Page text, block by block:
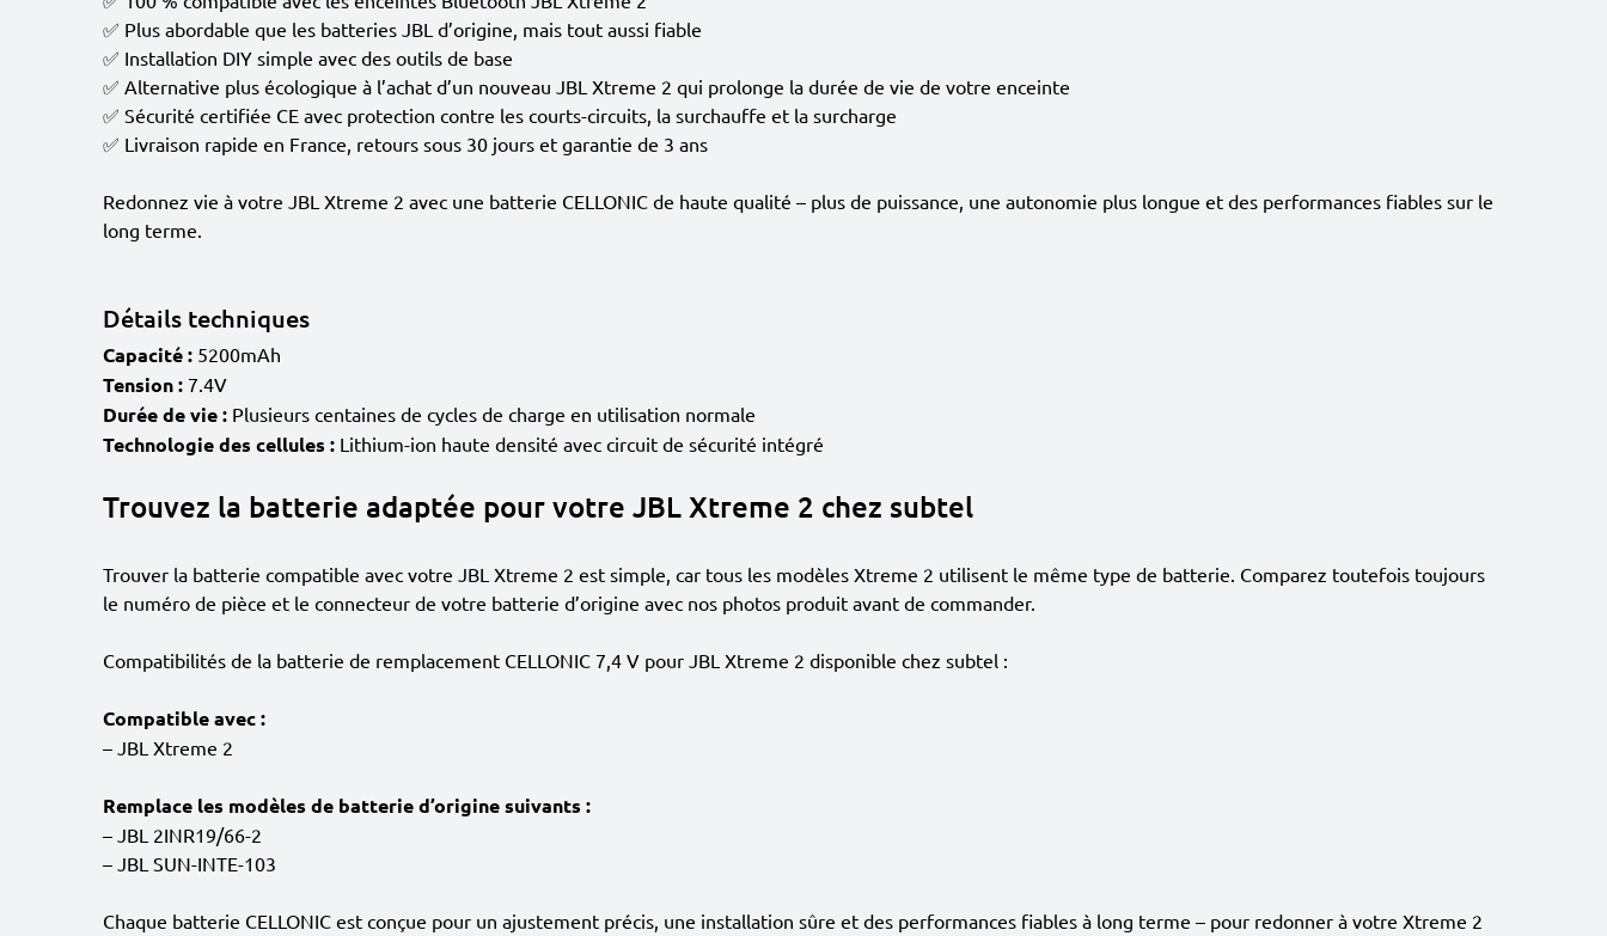
✅ Plus abordable que les batteries JBL d’origine, mais tout aussi fiable
✅ Installation DIY simple avec des outils de base
✅ Alternative plus écologique à l’achat d’un nouveau JBL Xtreme 2 qui prolonge la durée de vie de votre enceinte
✅ Sécurité certifiée CE avec protection contre les courts-circuits, la surchauffe et la surcharge
✅ Livraison rapide en France, retours sous 30 jours et garantie de 3 ans
Redonnez vie à votre JBL Xtreme 2 avec une batterie CELLONIC de haute qualité – plus de puissance, une autonomie plus longue et des performances fiables sur le
long terme.
Détails techniques
Capacité : 5200mAh
Tension : 7.4V
Durée de vie : Plusieurs centaines de cycles de charge en utilisation normale
Technologie des cellules : Lithium-ion haute densité avec circuit de sécurité intégré
Trouvez la batterie adaptée pour votre JBL Xtreme 2 chez subtel
Trouver la batterie compatible avec votre JBL Xtreme 2 est simple, car tous les modèles Xtreme 2 utilisent le même type de batterie. Comparez toutefois toujours
le numéro de pièce et le connecteur de votre batterie d’origine avec nos photos produit avant de commander.
Compatibilités de la batterie de remplacement CELLONIC 7,4 V pour JBL Xtreme 2 disponible chez subtel :
Compatible avec :
– JBL Xtreme 2
Remplace les modèles de batterie d’origine suivants :
– JBL 2INR19/66-2
– JBL SUN-INTE-103
Chaque batterie CELLONIC est conçue pour un ajustement précis, une installation sûre et des performances fiables à long terme – pour redonner à votre Xtreme 2